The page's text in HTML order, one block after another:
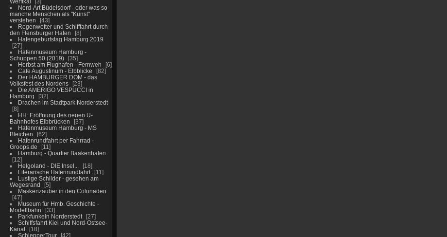
Nord-Art Büdelsdorf - oder was so
manche Menschen als "Kunst"
verstehen
43
Regenwetter und Schifffahrt durch
den Flensburger Hafen
8
Hafengeburtstag Hamburg 2019
27
Hafenmuseum Hamburg -
Schuppen 50 (2019)
35
Herbst am Flughafen - Fernweh
6
Cafe Augustinum - Elbblicke
82
Der HAMBURGER DOM - das
Volksfest des Nordens
23
Die AMERIGO VESPUCCI in
Hamburg
32
Drachen im Stadtpark Norderstedt
8
HH: Eröffnung des neuen U-
Bahnhofes Elbbrücken
37
Hafenmuseum Hamburg - MS
Bleichen
62
Hafenrundfahrt per Fahrrad -
Groops.de
11
Hamburg - Quartier Baakenhafen
12
Helgoland - DIE Insel...
18
Literarische Hafenrundfahrt
11
Lustige Schilder - gesehen am
Wegesrand
5
Maskenzauber in den Colonaden
47
Museum für Hmb. Geschichte -
Modellbahn
33
Parkfunkeln Norderstedt
27
Schiffsfahrt Kiel und Nord-Ostsee-
Kanal
18
SchlepperTour
42